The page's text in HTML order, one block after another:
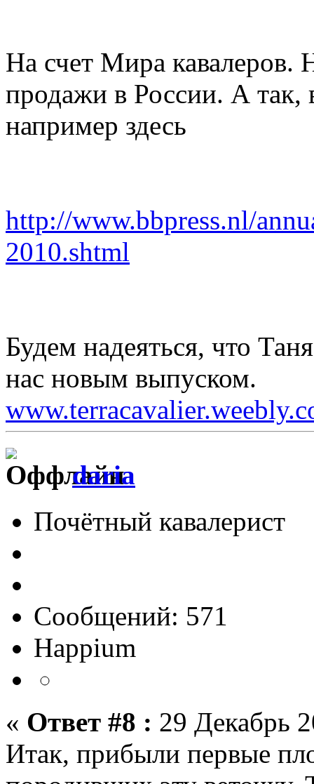
На счет Мира кавалеров.
продажи в России. А так,
например здесь
http://www.bbpress.nl/
2010.shtml
Будем надеяться, что
нас новым выпуском.
daria
Почётный кавалерист
Сообщений: 571
Happium
« Ответ #8 : 29 Декабрь
Итак, прибыли первые